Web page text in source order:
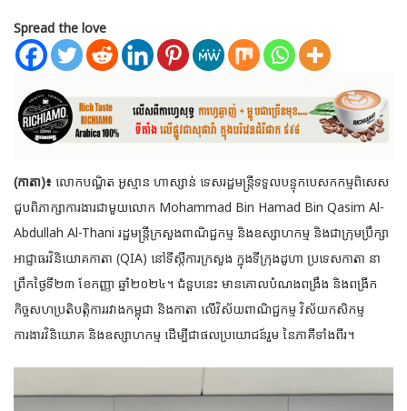
Spread the love
(កាតា)៖ លោកបណ្ឌិត អូស្មាន ហាស្សាន់ ទេសរដ្ឋមន្ត្រីទទួលបន្ទុកបេសកកម្មពិសេស
ជួបពិភាក្សាការងារជាមួយលោក Mohammad Bin Hamad Bin Qasim Al-
Abdullah Al-Thani រដ្ឋមន្រ្តីក្រសួងពាណិជ្ជកម្ម និងឧស្សាហកម្ម និងជាក្រុមប្រឹក្សា
អាជ្ញាធរវិនិយោគកាតា (QIA) នៅទីស្តីការក្រសួង ក្នុងទីក្រុងដូហា ប្រទេសកាតា នា
ព្រឹកថ្ងៃទី២៣ ខែកញ្ញា ឆ្នាំ២០២៤។ ជំនួបនេះ មានគោលបំណងពង្រឹង និងពង្រីក
កិច្ចសហប្រតិបត្តិការរវាងកម្ពុជា និងកាតា លើវិស័យពាណិជ្ជកម្ម វិស័យកសិកម្ម
ការងារវិនិយោគ និងឧស្សាហកម្ម ដើម្បីជាផលប្រយោជន៍រួម នៃភាគីទាំងពីរ។